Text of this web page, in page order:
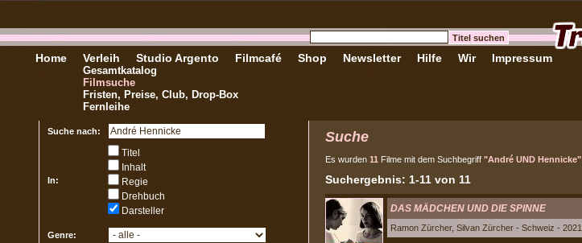
Home Verleih
Gesamtkatalog
Filmsuche
Fristen, Preise, Club, Drop-Box
Fernleihe
Studio Argento Filmcafé Shop Newsletter Hilfe Wir Impressum
Suche nach:
In:
Titel
Inhalt
Regie
Drehbuch
Darsteller
Genre:
Suche
Es wurden 11 Filme mit dem Suchbegriff "André UND Hennicke"
Suchergebnis: 1-11 von 11
DAS MÄDCHEN UND DIE SPINNE
Ramon Zürcher, Silvan Zürcher - Schweiz - 2021